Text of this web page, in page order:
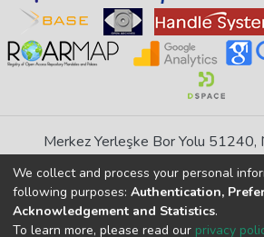
Merkez Yerleşke Bor Yolu 51240,
If you find any errors in content
DSpace 7.6.1, Powered by
We collect and process your personal
following purposes: Authentication,
Acknowledgement and Statistics.
To learn more, please read our privacy